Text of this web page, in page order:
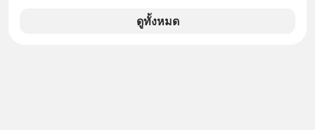
ขายของเหมือนกันทุกอย่าง
ดูทั้งหมด